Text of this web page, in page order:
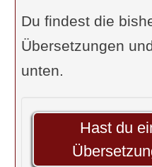
überwinden.“
übersetzt
„Involution“ und
(Umkehr-
„manifesten
Du findest die
Übersetzungen
unten.
Hast du